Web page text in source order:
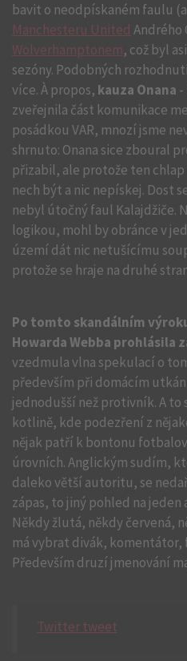
bavit o neodpískaném faulu
Manchesteru United Andrého
Wolverhamptonem, což byl
sezóny. Podobných
více. À propos, kauza Onana -
zveřejnila část komunikace
posádkou VAR, mnozí jsme
shrnuto: Onana sice zboural
přizabil, ale protože ten
nech být a nic nepískej. Dost
nebyl útočný faul Kalajdžiče.
logikou, mohl by obránce v
území dát nic netušícímu
protože se hraje na druhé
Po tomto skandálním
Howarda Webba prohlásila
vzedmula vlna spekulací o
především při domácím
jednodušší než protivník. A to
kotlině, kde podezření z
nějak patří k bontonu
úrovních. Anglickým sudím,
daleko větší autoritu, se
zápas, to jiný pohled na jeden
Někdy žlutá, někdy červená,
má vybrat divák,
Především druzí jmenování
Twitter tweet